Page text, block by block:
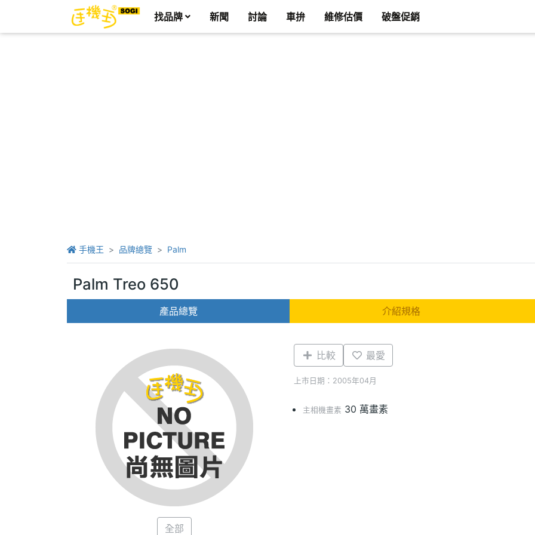
找品牌 新聞 討論 車拚 維修估價 破盤促銷
手機王 品牌總覽 Palm
Palm Treo 650
產品總覽 介紹規格
全部
比較 最愛
上市日期：2005年04月
主相機畫素 30 萬畫素